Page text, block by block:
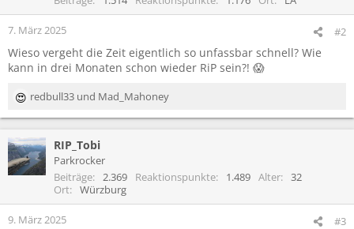
7. März 2025 #2
Wieso vergeht die Zeit eigentlich so unfassbar schnell? Wie
kann in drei Monaten schon wieder RiP sein?! 😱
R
e
k
t
i
n
redbull33 und Mad_Mahoney
RIP_Tobi
Parkrocker
Beiträge
2.369 Reaktionspunkte 1.489 Alter
32
Ort
Würzburg
9. März 2025 #3